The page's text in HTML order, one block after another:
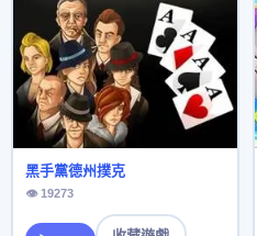
黑手黨德州撲克
👁 19273